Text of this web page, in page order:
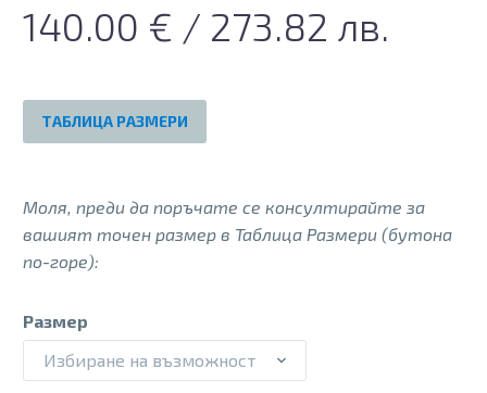
140.00 € / 273.82 лв.
ТАБЛИЦА РАЗМЕРИ
Моля, преди да поръчате се консултирайте за
вашият точен размер в Таблица Размери (бутона
по-горе):
Размер
Избиране на възможност